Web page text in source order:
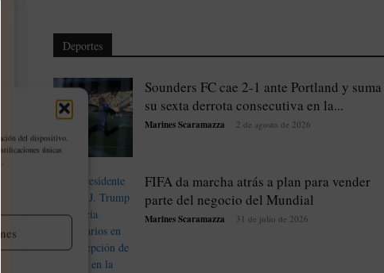
del dispositivo.
únicas
Deportes
Sounders FC cae 2-1 ante Portland y suma
su sexta derrota consecutiva en la...
Marines Scaramazza 2 de agosto de 2026
FIFA da marcha atrás a plan para vender
parte del negocio del Mundial
Marines Scaramazza 31 de julio de 2026